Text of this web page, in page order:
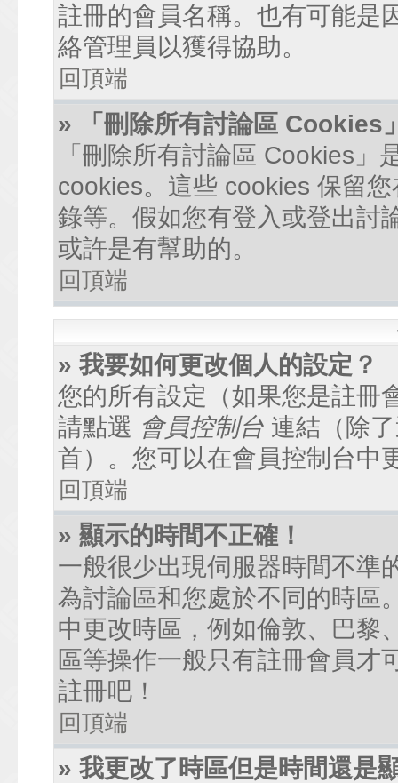
註冊的會員名稱。也有可能是
絡管理員以獲得協助。
回頂端
» 「刪除所有討論區 Cookies
「刪除所有討論區 Cookies
cookies。這些 cookies 保留
錄等。假如您有登入或登出討
或許是有幫助的。
回頂端
» 我要如何更改個人的設定？
您的所有設定（如果您是註冊
請點選 會員控制台 連結（除
首）。您可以在會員控制台中
回頂端
» 顯示的時間不正確！
一般很少出現伺服器時間不準
為討論區和您處於不同的時區
中更改時區，例如倫敦、巴黎
區等操作一般只有註冊會員才
註冊吧！
回頂端
» 我更改了時區但是時間還是